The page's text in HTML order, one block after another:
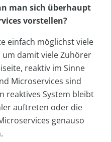
man sich überhaupt
vorstellen?
einfach möglichst viele
um damit viele Zuhörer
reaktiv im Sinne
Microservices sind
reaktives System bleibt
auftreten oder die
genauso